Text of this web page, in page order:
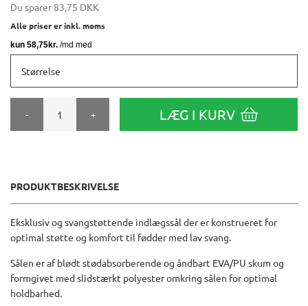
Du sparer83,75 DKK
Alle priser er inkl. moms
Størrelse
- + LÆG I KURV
PRODUKTBESKRIVELSE
Eksklusiv og svangstøttende indlægssål der er konstrueret for
optimal støtte og komfort til fødder med lav svang.
Sålen er af blødt stødabsorberende og åndbart EVA/PU skum og
formgivet med slidstærkt polyester omkring sålen for optimal
holdbarhed.